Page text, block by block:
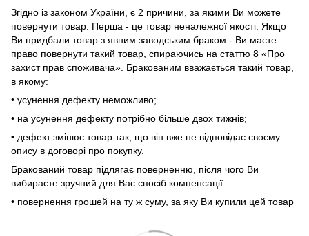
Згідно із законом України, є 2 причини, за якими Ви можете
повернути товар. Перша - це товар неналежної якості. Якщо
Ви придбали товар з явним заводським браком - Ви маєте
право повернути такий товар, спираючись на статтю 8 «Про
захист прав споживача». Бракованим вважається такий товар,
в якому:
• усунення дефекту неможливо;
• на усунення дефекту потрібно більше двох тижнів;
• дефект змінює товар так, що він вже не відповідає своєму
опису в договорі про покупку.
Бракований товар підлягає поверненню, після чого Ви
вибираєте зручний для Вас спосіб компенсації:
• повернення грошей на ту ж суму, за яку Ви купили цей товар